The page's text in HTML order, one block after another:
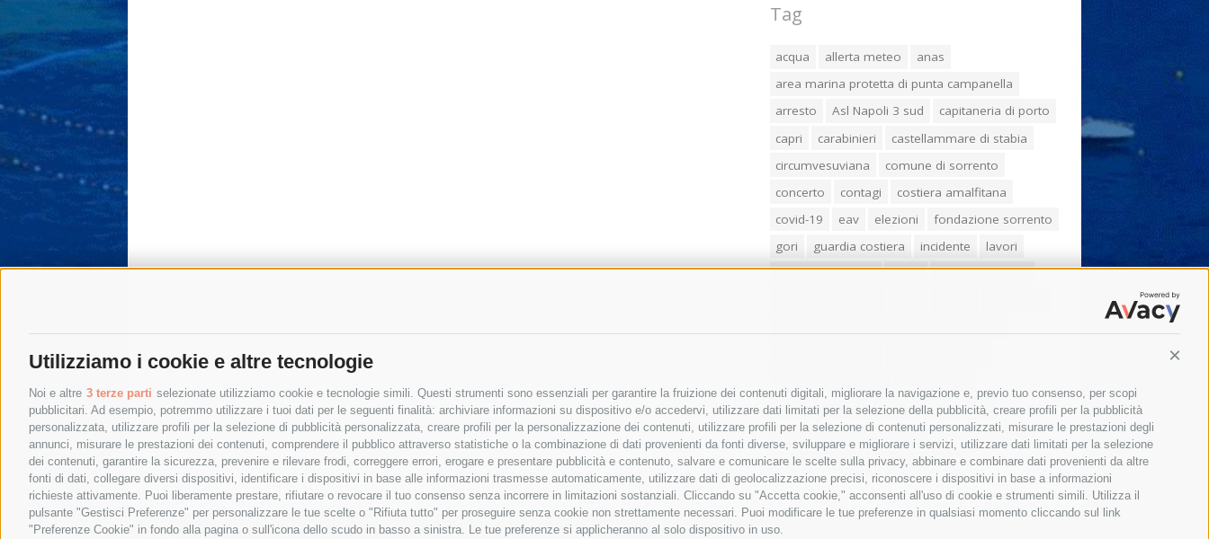
Utilizziamo i cookie e altre tecnologie
Noi e altre 3 terze parti selezionate utilizziamo cookie e tecnologie simili. Questi strumenti sono essenziali per garantire la fruizione dei contenuti digitali, migliorare la navigazione e, previo tuo consenso, per scopi
pubblicitari. Ad esempio, potremmo utilizzare i tuoi dati per le seguenti finalità: archiviare informazioni su dispositivo e/o accedervi, utilizzare dati limitati per la selezione della pubblicità, creare profili per la pubblicità
personalizzata, utilizzare profili per la selezione di pubblicità personalizzata, creare profili per la personalizzazione dei contenuti, utilizzare profili per la selezione di contenuti personalizzati, misurare le prestazioni degli
annunci, misurare le prestazioni dei contenuti, comprendere il pubblico attraverso statistiche o la combinazione di dati provenienti da fonti diverse, sviluppare e migliorare i servizi, utilizzare dati limitati per la selezione
dei contenuti, garantire la sicurezza, prevenire e rilevare frodi, correggere errori, erogare e presentare pubblicità e contenuto, salvare e comunicare le scelte sulla privacy, abbinare e combinare dati provenienti da altre
fonti di dati, collegare diversi dispositivi, identificare i dispositivi in base alle informazioni trasmesse automaticamente, utilizzare dati di geolocalizzazione precisi, riconoscere i dispositivi in base a informazioni
richieste attivamente. Puoi liberamente prestare, rifiutare o revocare il tuo consenso senza incorrere in limitazioni sostanziali. Cliccando su "Accetta cookie," acconsenti all'uso di cookie e strumenti simili. Utilizza il
pulsante "Gestisci Preferenze" per personalizzare le tue scelte o "Rifiuta tutto" per proseguire senza cookie non strettamente necessari. Puoi modificare le tue preferenze in qualsiasi momento cliccando sul link
"Preferenze Cookie" in fondo alla pagina o sull'icona dello scudo in basso a sinistra. Le tue preferenze si applicheranno al solo dispositivo in uso.
Tag
acqua allerta meteo
anas
area marina protetta di punta campanella
arresto
Asl Napoli 3 sud
capitaneria di porto
capri
carabinieri
castellammare di stabia
circumvesuviana
comune di sorrento
concerto
contagi
costiera amalfitana
covid-19
eav elezioni
fondazione sorrento
gori
guardia costiera incidente
lavori
lorenzo balducelli
mare
massa lubrense
sindaco cuomo
sorrento
studenti
temporali
treni turismo
Vico Equense
villa fiorentino
vincenzo de luca